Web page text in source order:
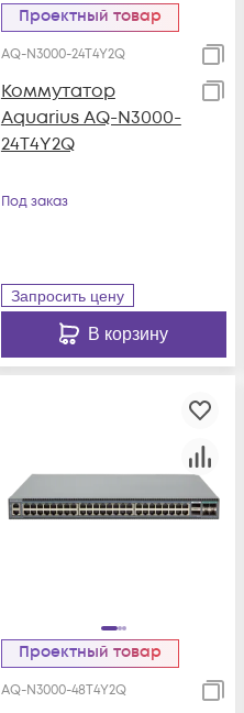
Проектный товар
AQ-N3000-24T4Y2Q
Коммутатор
Aquarius AQ-N3000-
24T4Y2Q
Под заказ
Запросить цену
В корзину
Проектный товар
AQ-N3000-48T4Y2Q